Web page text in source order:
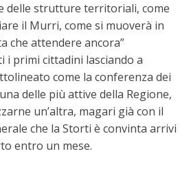
delle strutture territoriali, come
il Murri, come si muoverà in
che attendere ancora”
i primi cittadini lasciando a
come la conferenza dei
delle più attive della Regione,
un’altra, magari già con il
che la Storti è convinta arrivi
entro un mese.